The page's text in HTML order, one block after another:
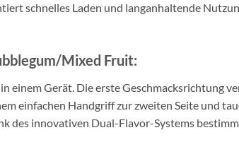
schnelles Laden und langanhaltende
Mixed Fruit:
Gerät. Die erste Geschmacksrichtung
einfachen Handgriff zur zweiten Seite und
innovativen Dual-Flavor-Systems